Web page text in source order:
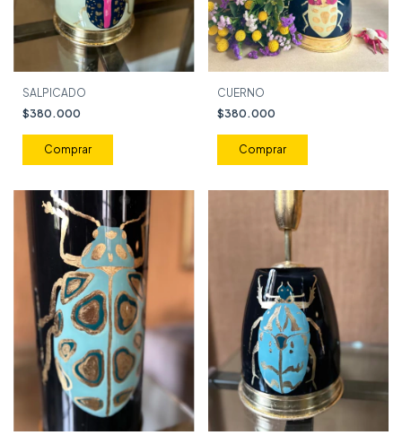
SALPICADO
$380.000
CUERNO
$380.000